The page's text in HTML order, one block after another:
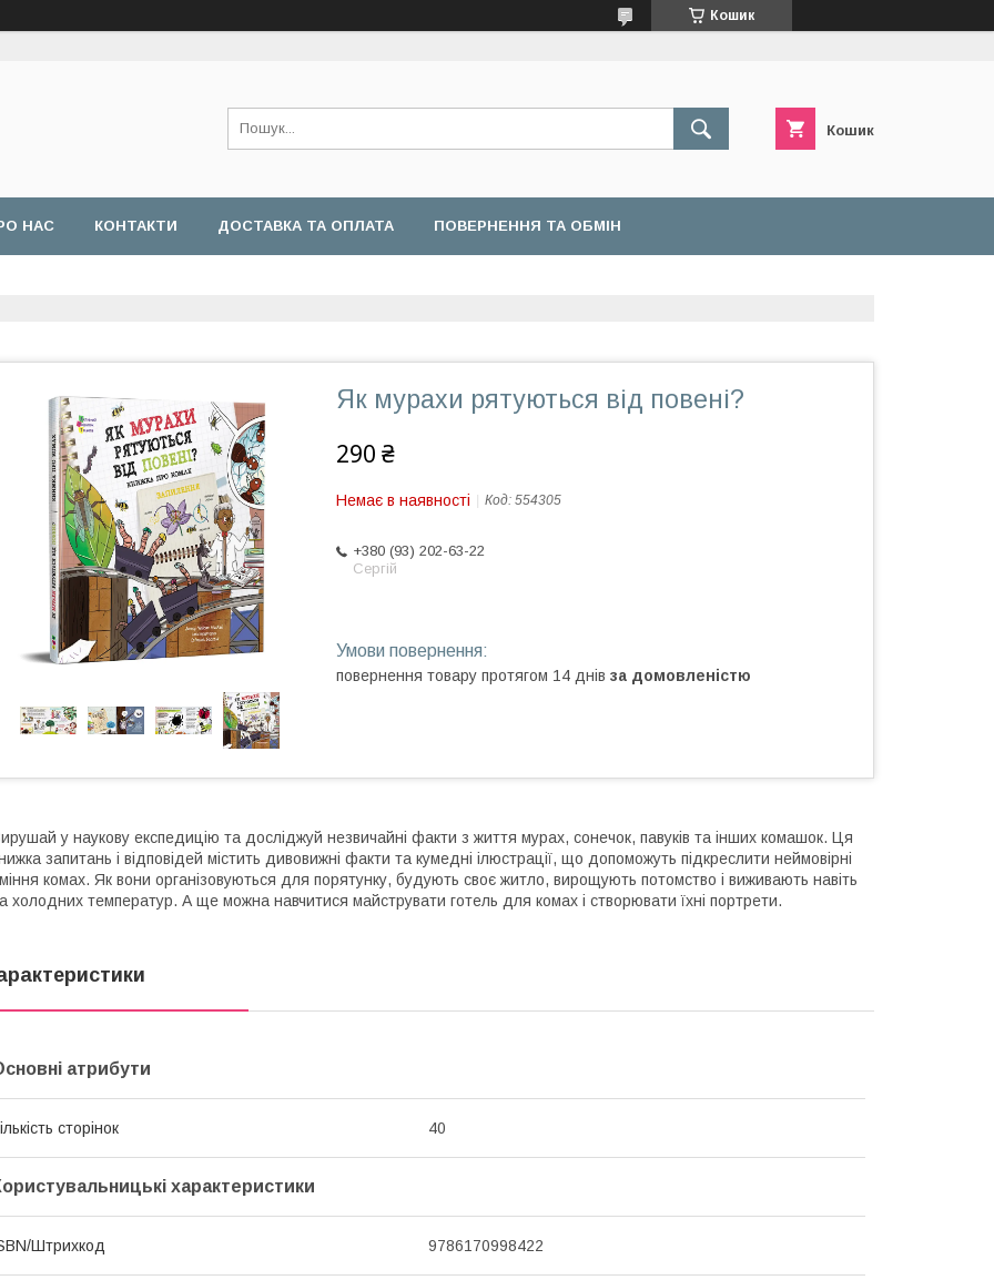
Кошик
Кошик
НАС КОНТАКТИ ДОСТАВКА ТА ОПЛАТА ПОВЕРНЕННЯ ТА ОБМІН
Як мурахи рятуються від повені?
290 ₴
Немає в наявності Код: 554305
+380 (93) 202-63-22
Сергій
повернення товару протягом 14 днів за домовленістю
у наукову експедицію та досліджуй незвичайні факти з життя мурах, сонечок, павуків та інших комашок. Ця
запитань і відповідей містить дивовижні факти та кумедні ілюстрації, що допоможуть підкреслити неймовірні
комах. Як вони організовуються для порятунку, будують своє житло, вирощують потомство і виживають навіть
холодних температур. А ще можна навчитися майструвати готель для комах і створювати їхні портрети.
атрибути
сторінок 40
характеристики
Штрихкод 9786170998422